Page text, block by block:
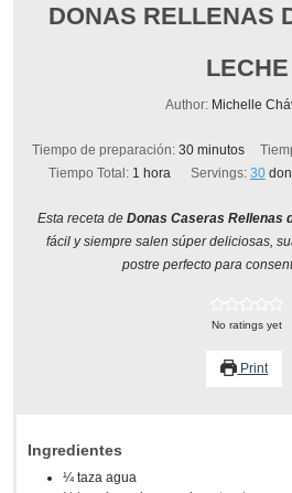
DONAS RELLENAS
LECHE
Author: Michelle
Tiempo de preparación: 30minutos
minutos
Tiempo Total: 1 hora
hora Servings: 30
Esta receta de Donas Caseras Rellenas
fácil y siempre salen súper deliciosas,
postre perfecto para
No ratings yet
Print
Ingredientes
¼ taza agua